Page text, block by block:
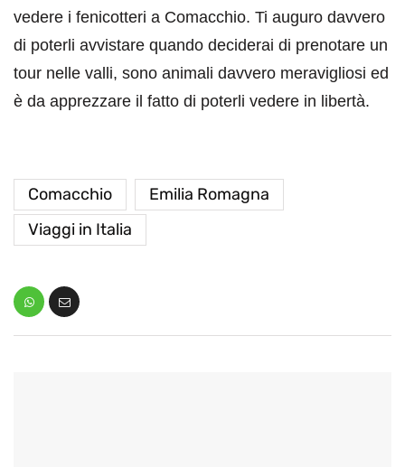
vedere i fenicotteri a Comacchio. Ti auguro davvero
di poterli avvistare quando deciderai di prenotare un
tour nelle valli, sono animali davvero meravigliosi ed
è da apprezzare il fatto di poterli vedere in libertà.
Comacchio
Emilia Romagna
Viaggi in Italia